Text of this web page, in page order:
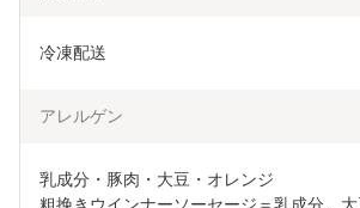
冷凍配送
アレルゲン
乳成分・豚肉・大豆・オレンジ